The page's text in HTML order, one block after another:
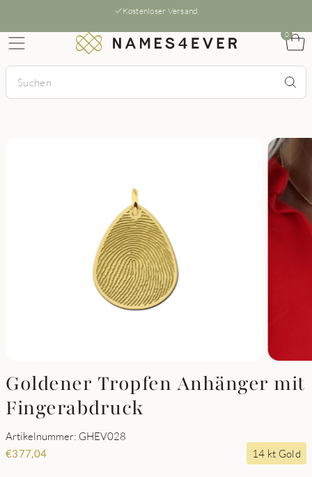
Kostenloser Versand
0
Goldener Tropfen Anhänger mit
Fingerabdruck
Artikelnummer: GHEV028
€377,04 14 kt Gold